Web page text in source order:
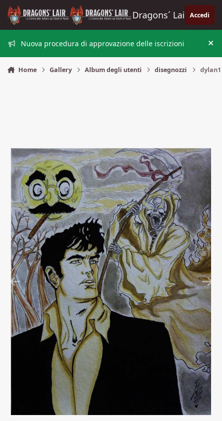
Vai al contenuto
Dragons´ Lair Accedi
Nuova procedura di approvazione delle iscrizioni
Home Gallery Album degli utenti disegnozzi dylan1